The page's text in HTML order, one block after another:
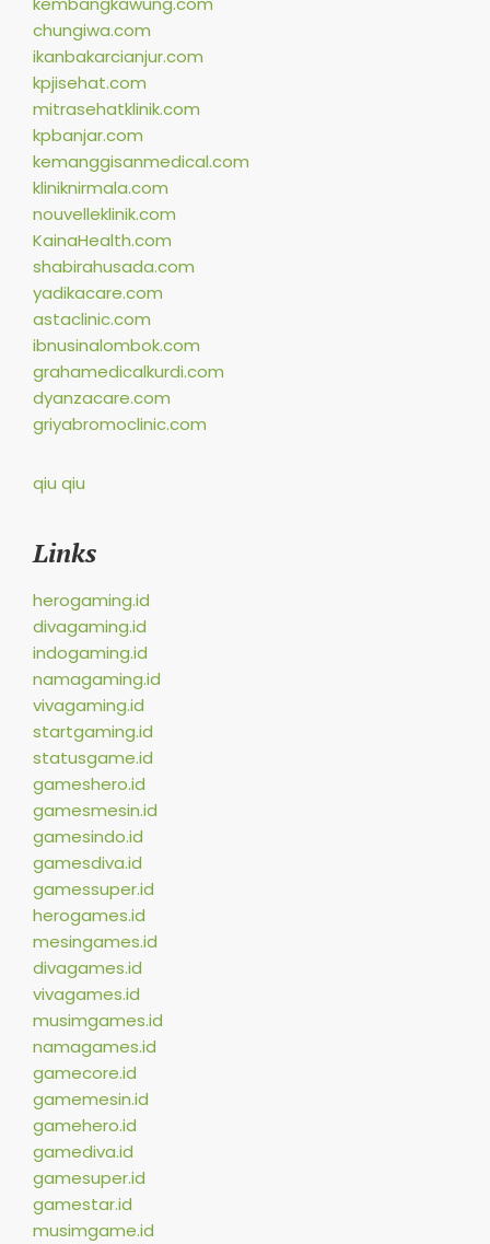
chungiwa.com
ikanbakarcianjur.com
kpjisehat.com
mitrasehatklinik.com
kpbanjar.com
kemanggisanmedical.com
kliniknirmala.com
nouvelleklinik.com
KainaHealth.com
shabirahusada.com
yadikacare.com
astaclinic.com
ibnusinalombok.com
grahamedicalkurdi.com
dyanzacare.com
griyabromoclinic.com
qiu qiu
Links
herogaming.id
divagaming.id
indogaming.id
namagaming.id
vivagaming.id
startgaming.id
statusgame.id
gameshero.id
gamesmesin.id
gamesindo.id
gamesdiva.id
gamessuper.id
herogames.id
mesingames.id
divagames.id
vivagames.id
musimgames.id
namagames.id
gamecore.id
gamemesin.id
gamehero.id
gamediva.id
gamesuper.id
gamestar.id
musimgame.id